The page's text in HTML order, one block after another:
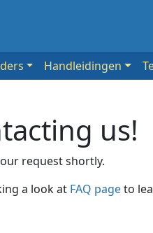
Handleidingen
us!
request shortly.
a look at FAQ pageto